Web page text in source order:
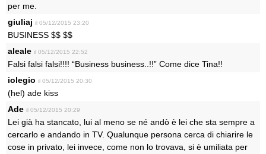
per me.
giuliaj il 05/12/2015 23:20
BUSINESS $$ $$
aleale il 05/12/2015 22:52
Falsi falsi falsi!!!! “Business business..!!” Come dice Tina!!
iolegio il 05/12/2015 20:30
(hel) ade kiss
Ade il 05/12/2015 20:29
Lei già ha stancato, lui al meno se né andò è lei che sta sempre a
cercarlo e andando in TV. Qualunque persona cerca di chiarire le
cose in privato, lei invece, come non lo trovava, si è umiliata per